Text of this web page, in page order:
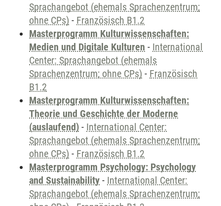
Sprachangebot (ehemals Sprachenzentrum;
ohne CPs) - Französisch B1.2
Masterprogramm Kulturwissenschaften:
Medien und Digitale Kulturen - International
Center: Sprachangebot (ehemals
Sprachenzentrum; ohne CPs) - Französisch
B1.2
Masterprogramm Kulturwissenschaften:
Theorie und Geschichte der Moderne
(auslaufend) - International Center:
Sprachangebot (ehemals Sprachenzentrum;
ohne CPs) - Französisch B1.2
Masterprogramm Psychology: Psychology
and Sustainability - International Center:
Sprachangebot (ehemals Sprachenzentrum;